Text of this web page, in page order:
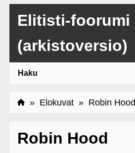
Elitisti-foorumi
(arkistoversio)
Haku
» Elokuvat» Robin Hood
Robin Hood